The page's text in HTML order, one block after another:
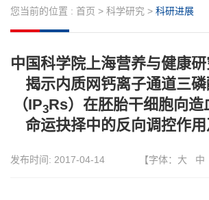
您当前的位置 : 首页 > 科学研究 > 科研进展
中国科学院上海营养与健康
揭示内质网钙离子通道三
（IP3Rs）在胚胎干细胞向造
命运抉择中的反向调控作用
发布时间: 2017-04-14 【字体： 大 中